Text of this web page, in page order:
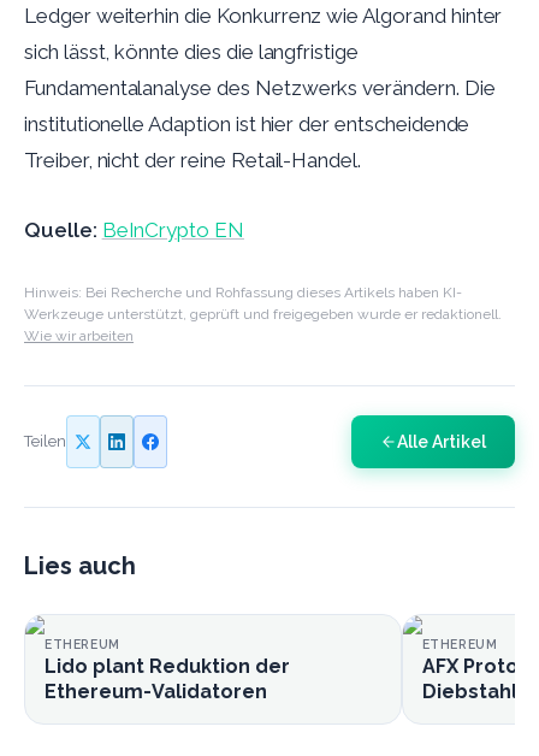
Ledger weiterhin die Konkurrenz wie Algorand hinter
sich lässt, könnte dies die langfristige
Fundamentalanalyse des Netzwerks verändern. Die
institutionelle Adaption ist hier der entscheidende
Treiber, nicht der reine Retail-Handel.
Quelle: BeInCrypto EN
Hinweis: Bei Recherche und Rohfassung dieses Artikels haben KI-
Werkzeuge unterstützt, geprüft und freigegeben wurde er redaktionell.
Wie wir arbeiten
Teilen Alle Artikel
Lies auch
ETHEREUM
Lido plant Reduktion der
Ethereum-Validatoren
ETHEREUM
AFX
Diebstahl